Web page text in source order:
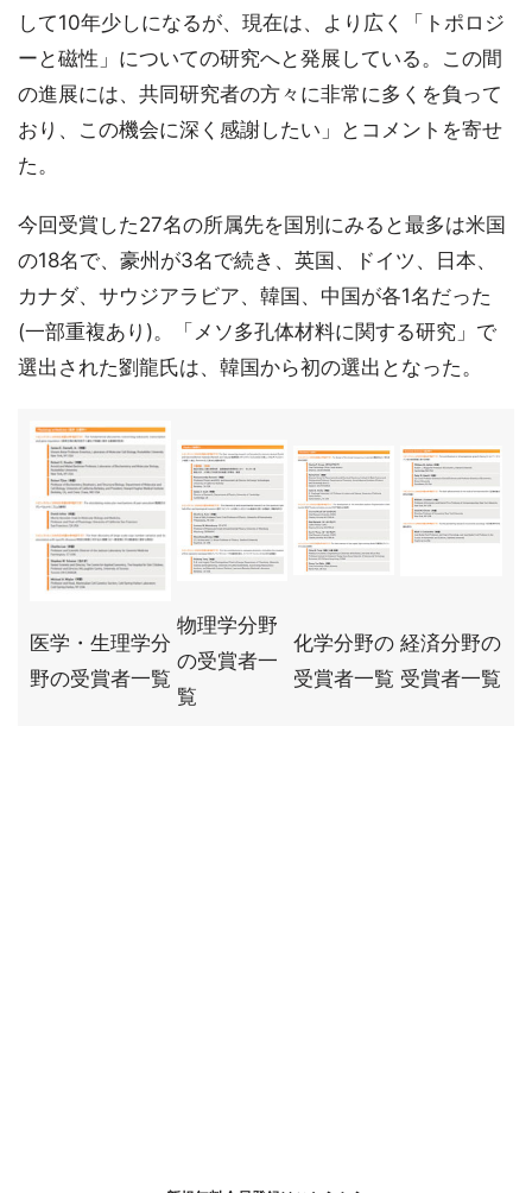
して10年少しになるが、現在は、より広く「トポロジ
ーと磁性」についての研究へと発展している。この間
の進展には、共同研究者の方々に非常に多くを負って
おり、この機会に深く感謝したい」とコメントを寄せ
た。
今回受賞した27名の所属先を国別にみると最多は米国
の18名で、豪州が3名で続き、英国、ドイツ、日本、
カナダ、サウジアラビア、韓国、中国が各1名だった
(一部重複あり)。「メソ多孔体材料に関する研究」で
選出された劉龍氏は、韓国から初の選出となった。
医学・生理学分
野の受賞者一覧
物理学分野
の受賞者一
覧
化学分野の
受賞者一覧
経済分野の
受賞者一覧